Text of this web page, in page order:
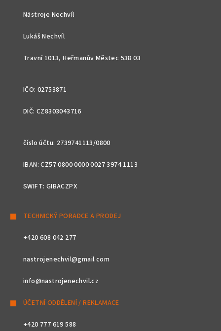
Nástroje Nechvíl
Lukáš Nechvíl
Travní 1013, Heřmanův Městec 538 03
IČO: 02753871
DIČ: CZ8303043716
číslo účtu: 2739741113/0800
IBAN: CZ57 0800 0000 0027 3974 1113
SWIFT: GIBACZPX
TECHNICKÝ PORADCE A PRODEJ
+420 608 042 277
nastrojenechvil@gmail.com
info@nastrojenechvil.cz
ÚČETNÍ ODDĚLENÍ / REKLAMACE
+420 777 619 588